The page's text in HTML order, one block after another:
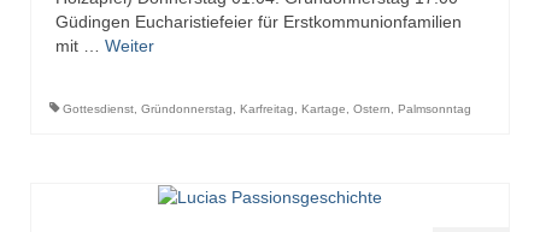
Güdingen Eucharistiefeier für Erstkommunionfamilien
mit … Weiter
Gottesdienst Gründonnerstag Karfreitag Kartage Ostern Palmsonntag